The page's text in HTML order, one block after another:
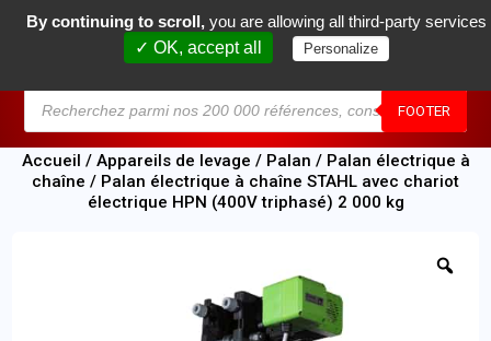
FOOTER
0
Accueil / Appareils de levage / Palan / Palan électrique à
chaîne / Palan électrique à chaîne STAHL avec chariot
électrique HPN (400V triphasé) 2 000 kg
By continuing to scroll, you are allowing all third-party services
✓ OK, accept all
Personalize